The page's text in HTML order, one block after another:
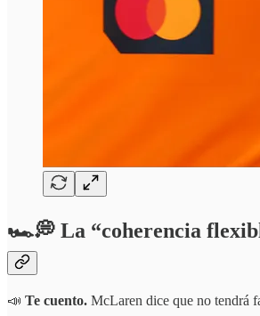
🏎️💭 La “coherencia
📣 Te cuento. McLaren dice que no tendrá